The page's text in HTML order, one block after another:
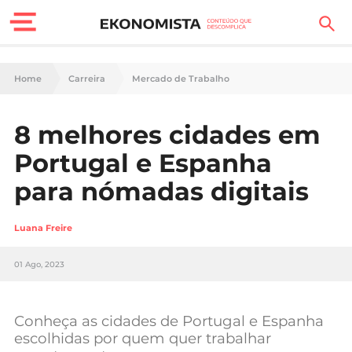
Finanças Pessoais
Carreira
Casa
Lifestyle
Sociedade
Negócios
Home Carreira Mercado de Trabalho
8 melhores cidades em
Portugal e Espanha
para nómadas digitais
Luana Freire
01 Ago, 2023
Conheça as cidades de Portugal e Espanha
escolhidas por quem quer trabalhar